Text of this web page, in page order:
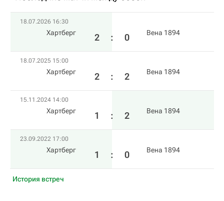
18.07.2026 16:30
Хартберг 2 : 0 Вена 1894
18.07.2025 15:00
Хартберг 2 : 2 Вена 1894
15.11.2024 14:00
Хартберг 1 : 2 Вена 1894
23.09.2022 17:00
Хартберг 1 : 0 Вена 1894
История встреч